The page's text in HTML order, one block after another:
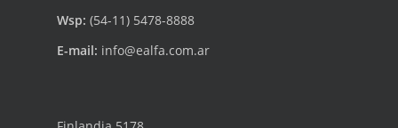
Wsp: (54-11) 5478-8888
E-mail: info@ealfa.com.ar